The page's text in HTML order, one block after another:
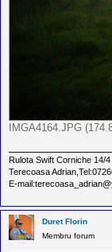
IMGA4164.JPG
Rulota Swift Corniche 14/
Terecoasa
E-
Duret Florin
Membru forum